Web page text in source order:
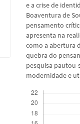
e a crise de
Boaventura de
pensamento
apresenta na
como a abertura
quebra do
pesquisa pautou-
modernidade e